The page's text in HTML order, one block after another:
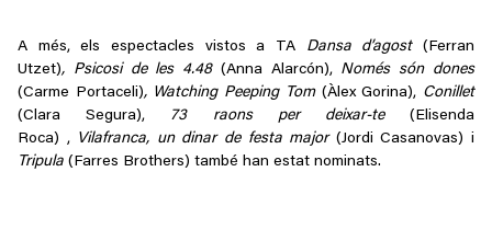
A més, els espectacles vistos a TA Dansa d’agost(Ferran
Utzet), Psicosi de les 4.48 (Anna Alarcón), Només són dones
(Carme Portaceli), Watching Peeping Tom (Àlex Gorina), Conillet
(Clara Segura), 73 raons per deixar-te(Elisenda
Roca) , Vilafranca, un dinar de festa major (Jordi Casanovas) i
Tripula (Farres Brothers) també han estat nominats.